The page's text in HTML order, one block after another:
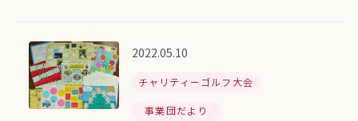
2022.05.10
チャリティーゴルフ大会
事業団だより